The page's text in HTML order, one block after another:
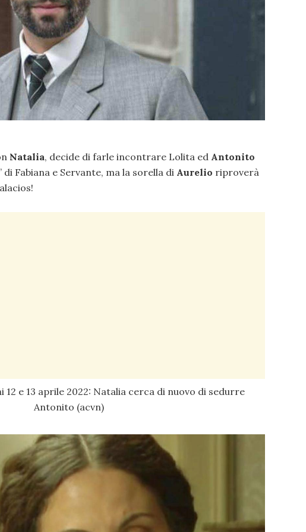
Natalia, decide di farle incontrare Lolita ed Antonito
di Fabiana e Servante, ma la sorella di Aurelio riproverà